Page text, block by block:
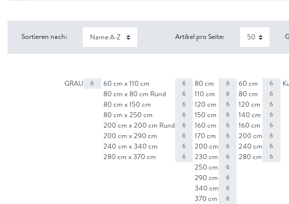
Sortieren nach: Artikel pro Seite:
GRAU 6 60 cm x 110 cm 6
80 cm x 80 cm Rund 6
80 cm x 150 cm 6
80 cm x 250 cm 6
200 cm x 200 cm Rund 6
200 cm x 290 cm 6
240 cm x 340 cm 6
280 cm x 370 cm 6
80 cm 6
110 cm 6
120 cm 6
150 cm 6
160 cm 6
170 cm 6
200 cm 6
230 cm 6
250 cm 6
290 cm 6
340 cm 6
370 cm 6
60 cm 6
80 cm 6
120 cm 6
140 cm 6
160 cm 6
200 cm 6
240 cm 6
280 cm 6